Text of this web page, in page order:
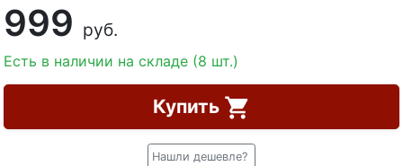
999 руб.
Есть в наличии на складе (8 шт.)
Купить
Нашли дешевле?